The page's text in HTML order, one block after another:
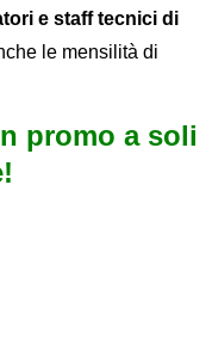
e staff tecnici di
le mensilità di
promo a soli